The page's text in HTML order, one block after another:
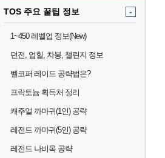
TOS 주요 꿀팁 정보 -
1~450 레벨업 정보(New)
던전, 업힐, 차붕, 챌린지 정보
벨코퍼 레이드 공략법은?
프락토늄 획득처 정리
캐주얼 까마귀(1인) 공략
레전드 까마귀(5인) 공략
레전드 나비목 공략